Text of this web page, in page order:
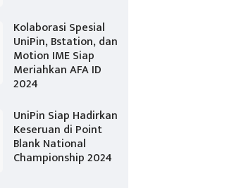
Kolaborasi Spesial
UniPin, Bstation, dan
Motion IME Siap
Meriahkan AFA ID
2024
UniPin Siap Hadirkan
Keseruan di Point
Blank National
Championship 2024